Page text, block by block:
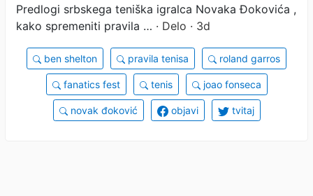
Predlogi srbskega teniška igralca Novaka Đokovića ,
kako spremeniti pravila … · Delo · 3d
ben shelton pravila tenisa roland garros
fanatics fest tenis joao fonseca
novak đoković objavi tvitaj